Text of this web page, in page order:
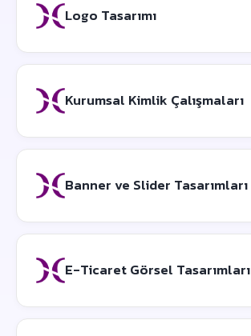
Logo Tasarımı
Kurumsal Kimlik Çalışmaları
Banner ve Slider Tasarımları
E-Ticaret Görsel Tasarımları